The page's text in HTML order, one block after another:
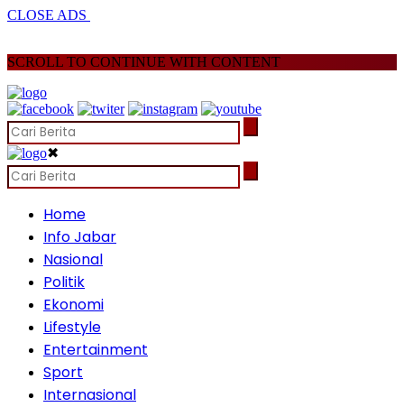
CLOSE ADS
SCROLL TO CONTINUE WITH CONTENT
✖
Home
Info Jabar
Nasional
Politik
Ekonomi
Lifestyle
Entertainment
Sport
Internasional